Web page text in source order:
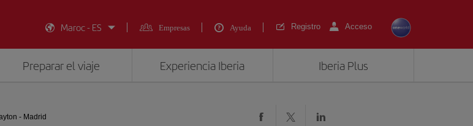
Maroc - ES
Empresas Ayuda Registro Acceso
Preparar el viaje Experiencia Iberia Iberia Plus
- Madrid